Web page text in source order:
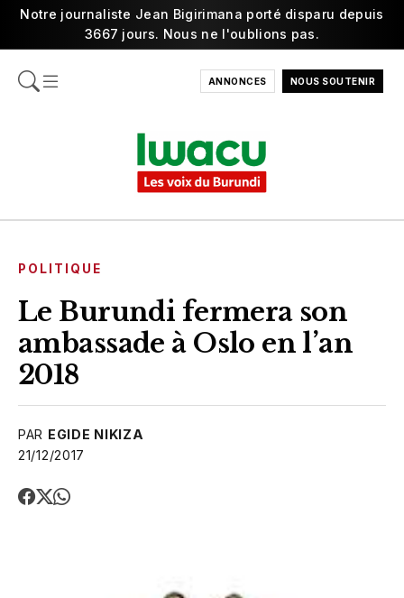
Notre journaliste Jean Bigirimana porté disparu depuis
3667 jours. Nous ne l'oublions pas.
ANNONCES NOUS SOUTENIR
POLITIQUE
Le Burundi fermera son
ambassade à Oslo en l’an
2018
PAR EGIDE NIKIZA
21/12/2017